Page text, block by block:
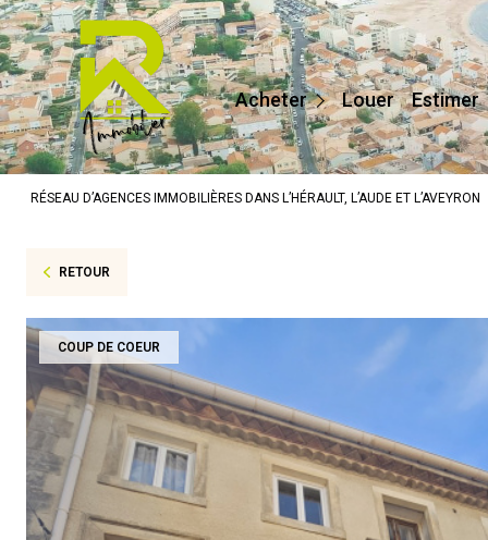
Acheter
Maisons / Villas
Appartements
Terrains
Prestige
Autres
Louer Estimer
RÉSEAU D’AGENCES IMMOBILIÈRES DANS L’HÉRAULT, L’AUDE ET L’AVEYRON
RETOUR
COUP DE COEUR